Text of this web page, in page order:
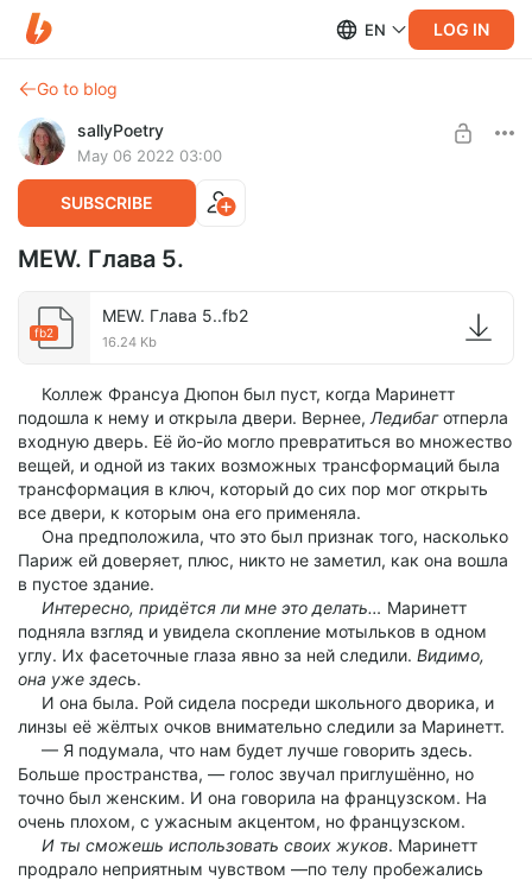
EN LOG IN
Go to blog
sallyPoetry
May 06 2022 03:00
SUBSCRIBE
MEW. Глава 5.
fb2
MEW. Глава 5..fb2
16.24 Kb
Коллеж Франсуа Дюпон был пуст, когда Маринетт
подошла к нему и открыла двери. Вернее, Ледибаготперла
входную дверь. Её йо-йо могло превратиться во множество
вещей, и одной из таких возможных трансформаций была
трансформация в ключ, который до сих пор мог открыть
все двери, к которым она его применяла.
Она предположила, что это был признак того, насколько
Париж ей доверяет, плюс, никто не заметил, как она вошла
в пустое здание.
Интересно, придётся ли мне это делать… Маринетт
подняла взгляд и увидела скопление мотыльков в одном
углу. Их фасеточные глаза явно за ней следили. Видимо,
она уже здесь.
И она была. Рой сидела посреди школьного дворика, и
линзы её жёлтых очков внимательно следили за Маринетт.
— Я подумала, что нам будет лучше говорить здесь.
Больше пространства, — голос звучал приглушённо, но
точно был женским. И она говорила на французском. На
очень плохом, с ужасным акцентом, но французском.
И ты сможешь использовать своих жуков. Маринетт
продрало неприятным чувством —по телу пробежались